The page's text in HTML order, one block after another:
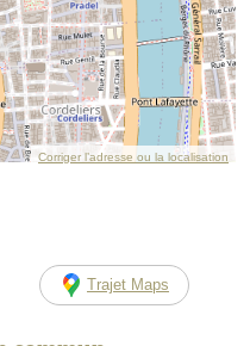
Corriger l’adresse ou la localisation
Trajet Maps